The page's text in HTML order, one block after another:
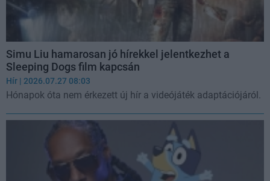
Simu Liu hamarosan jó hírekkel jelentkezhet a
Sleeping Dogs film kapcsán
Hír | 2026.07.27 08:03
Hónapok óta nem érkezett új hír a videójáték adaptációjáról.